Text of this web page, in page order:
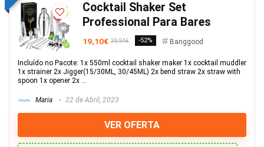
Cocktail Shaker Set
Professional Para Bares
19,10€ 39,94€ -52% Banggood
Incluído no Pacote: 1x 550ml cocktail shaker maker 1x cocktail muddler
1x strainer 2x Jigger(15/30ML, 30/45ML) 2x bend straw 2x straw with
spoon 1x opener 2x ...
Maria 22 de Abril, 2023
VER OFERTA